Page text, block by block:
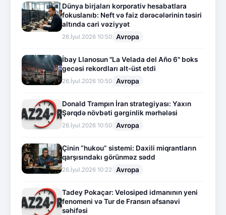
Dünya birjaları korporativ hesabatlara
fokuslanıb: Neft və faiz dərəcələrinin təsiri
altında cari vəziyyət
26.İyul.2026 10:50 Avropa
İbay Llanosun "La Velada del Año 6" boks
gecəsi rekordları alt-üst etdi
26.İyul.2026 10:50 Avropa
Donald Trampın İran strategiyası: Yaxın
Şərqdə növbəti gərginlik mərhələsi
26.İyul.2026 10:50 Avropa
Çinin “hukou” sistemi: Daxili miqrantların
qarşısındakı görünməz sədd
26.İyul.2026 10:22 Avropa
Tadey Pokaçar: Velosiped idmanının yeni
fenomeni və Tur de Fransın əfsanəvi
səhifəsi